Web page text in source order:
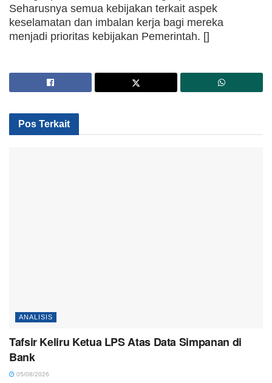
Seharusnya semua kebijakan terkait aspek
keselamatan dan imbalan kerja bagi mereka
menjadi prioritas kebijakan Pemerintah. []
Pos Terkait
ANALISIS
Tafsir Keliru Ketua LPS Atas Data Simpanan di
Bank
05/08/2026